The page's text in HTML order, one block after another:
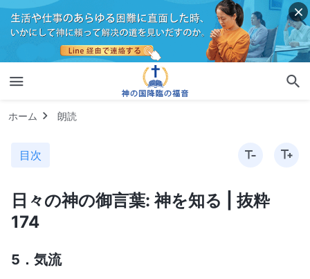
ホーム 朗読
目次
日々の神の御言葉: 神を知る | 抜粋
174
5．気流